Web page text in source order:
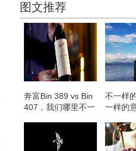
图文推荐
奔富Bin 389 vs Bin
407，我们哪里不一
不一样
一样的